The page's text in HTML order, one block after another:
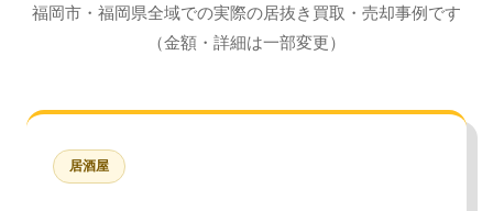
福岡市・福岡県全域での実際の居抜き買取・売却事例です
（金額・詳細は一部変更）
居酒屋